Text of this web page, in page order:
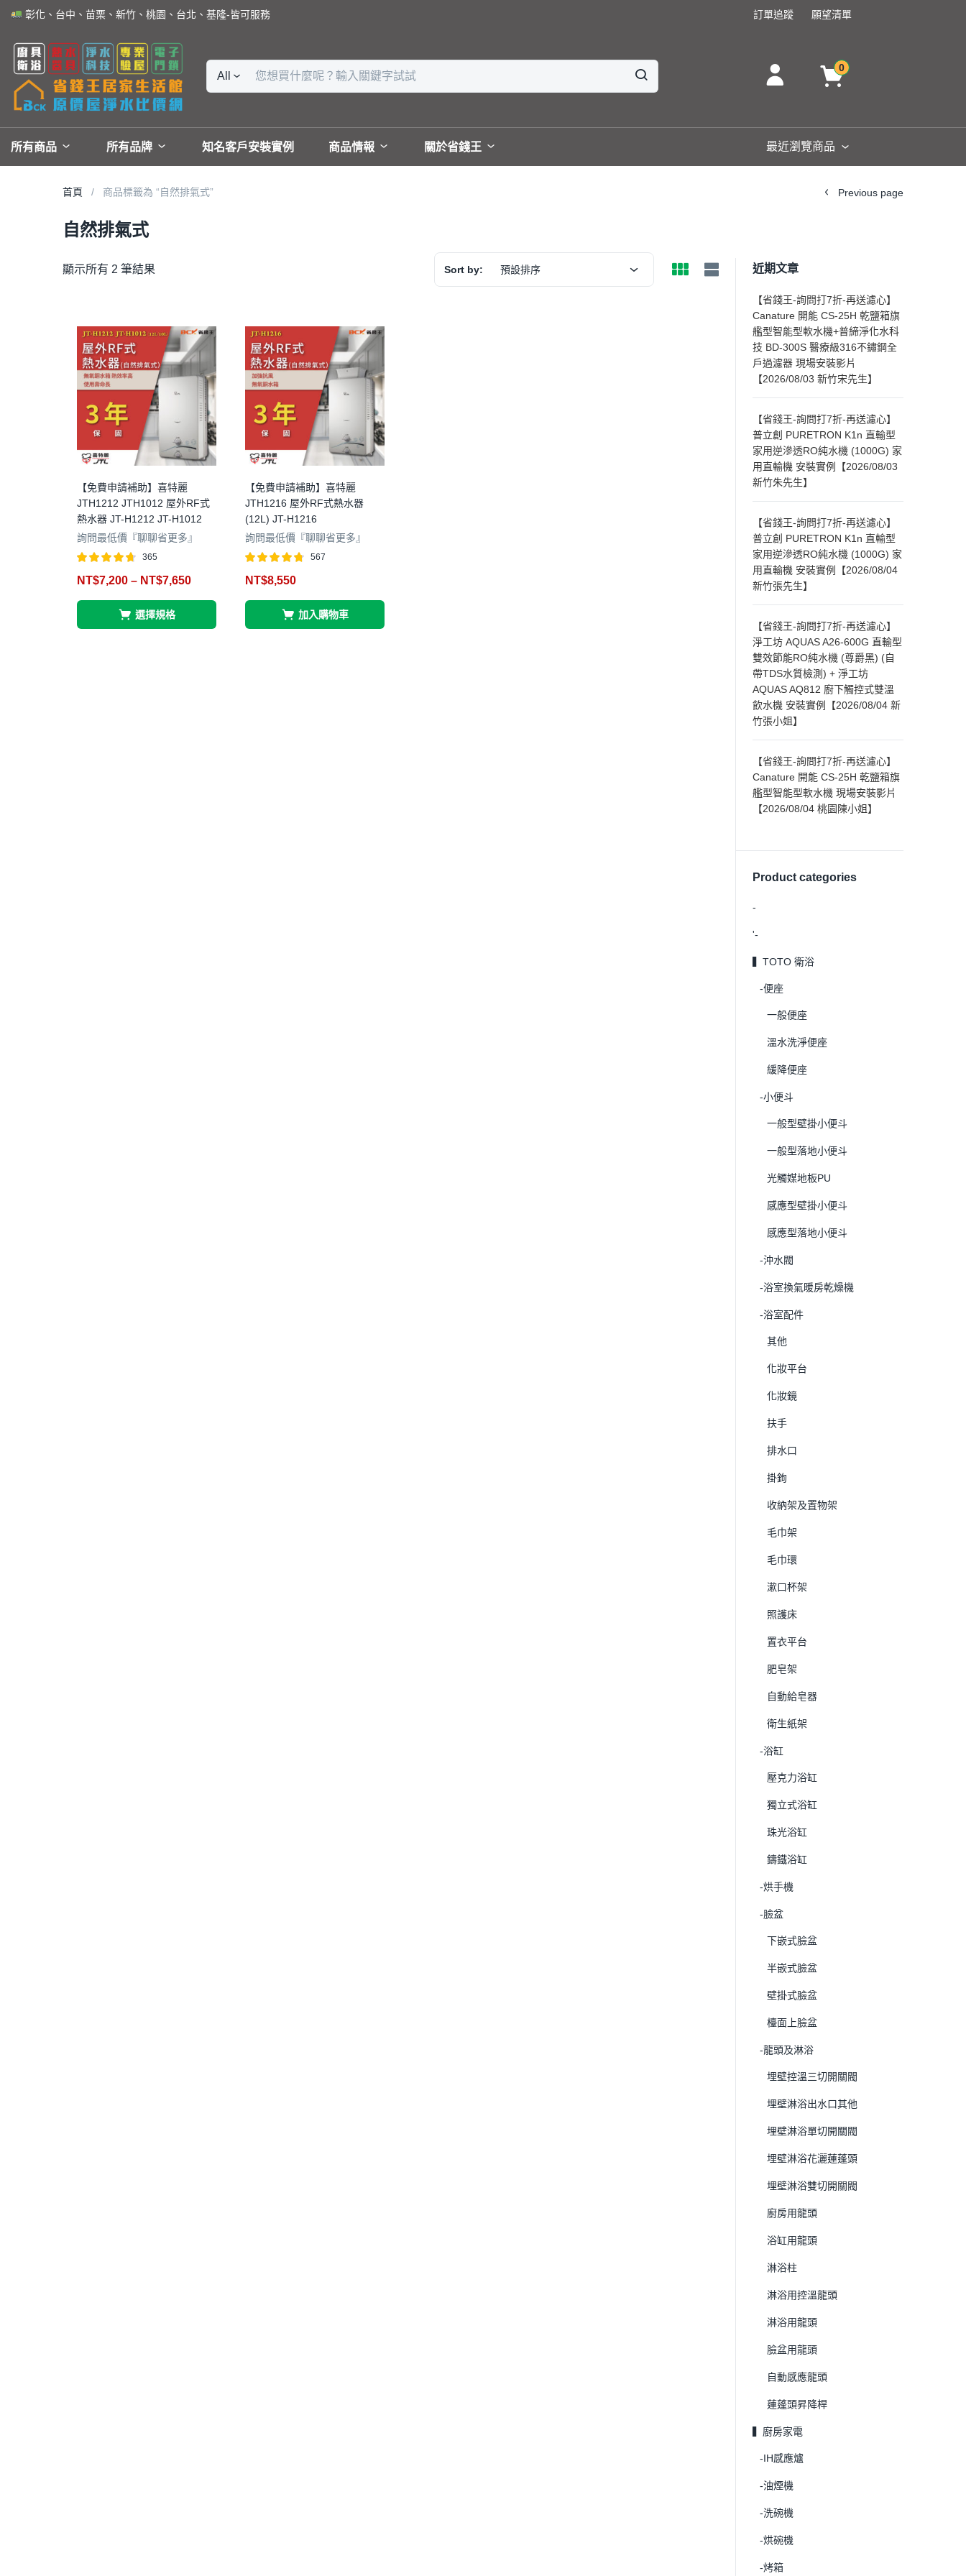
彰化、台中、苗栗、新竹、桃園、台北、基隆-皆可服務 訂單追蹤 願望清單
All
0
所有商品 所有品牌 知名客戶安裝實例 商品情報 關於省錢王 最近瀏覽商品
首頁 商品標籤為 “自然排氣式” Previous page
自然排氣式
顯示所有 2 筆結果 Sort by: 預設排序
【免費申請補助】喜特麗
JTH1212 JTH1012 屋外RF式
熱水器 JT-H1212 JT-H1012
詢問最低價『聊聊省更多』
評分4.62
滿分 5
365
NT$7,200 – NT$7,650
選擇規格
【免費申請補助】喜特麗
JTH1216 屋外RF式熱水器
(12L) JT-H1216
詢問最低價『聊聊省更多』
評分4.73
滿分 5
567
NT$8,550
加入購物車
近期文章
【省錢王-詢問打7折-再送濾心】
Canature 開能 CS-25H 乾鹽箱旗
艦型智能型軟水機+普締淨化水科
技 BD-300S 醫療級316不鏽鋼全
戶過濾器 現場安裝影片
【2026/08/03 新竹宋先生】
【省錢王-詢問打7折-再送濾心】
普立創 PURETRON K1n 直輸型
家用逆滲透RO純水機 (1000G) 家
用直輸機 安裝實例【2026/08/03
新竹朱先生】
【省錢王-詢問打7折-再送濾心】
普立創 PURETRON K1n 直輸型
家用逆滲透RO純水機 (1000G) 家
用直輸機 安裝實例【2026/08/04
新竹張先生】
【省錢王-詢問打7折-再送濾心】
淨工坊 AQUAS A26-600G 直輸型
雙效節能RO純水機 (尊爵黑) (自
帶TDS水質檢測) + 淨工坊
AQUAS AQ812 廚下觸控式雙溫
飲水機 安裝實例【2026/08/04 新
竹張小姐】
【省錢王-詢問打7折-再送濾心】
Canature 開能 CS-25H 乾鹽箱旗
艦型智能型軟水機 現場安裝影片
【2026/08/04 桃園陳小姐】
Product categories
-
'-
▍TOTO 衛浴
-便座
一般便座
溫水洗淨便座
緩降便座
-小便斗
一般型壁掛小便斗
一般型落地小便斗
光觸媒地板PU
感應型壁掛小便斗
感應型落地小便斗
-沖水閥
-浴室換氣暖房乾燥機
-浴室配件
其他
化妝平台
化妝鏡
扶手
排水口
掛鉤
收納架及置物架
毛巾架
毛巾環
漱口杯架
照護床
置衣平台
肥皂架
自動給皂器
衛生紙架
-浴缸
壓克力浴缸
獨立式浴缸
珠光浴缸
鑄鐵浴缸
-烘手機
-臉盆
下嵌式臉盆
半嵌式臉盆
壁掛式臉盆
檯面上臉盆
-龍頭及淋浴
埋壁控溫三切開關閥
埋壁淋浴出水口其他
埋壁淋浴單切開關閥
埋壁淋浴花灑蓮蓬頭
埋壁淋浴雙切開關閥
廚房用龍頭
浴缸用龍頭
淋浴柱
淋浴用控溫龍頭
淋浴用龍頭
臉盆用龍頭
自動感應龍頭
蓮蓬頭昇降桿
▍廚房家電
-IH感應爐
-油煙機
-洗碗機
-烘碗機
-烤箱